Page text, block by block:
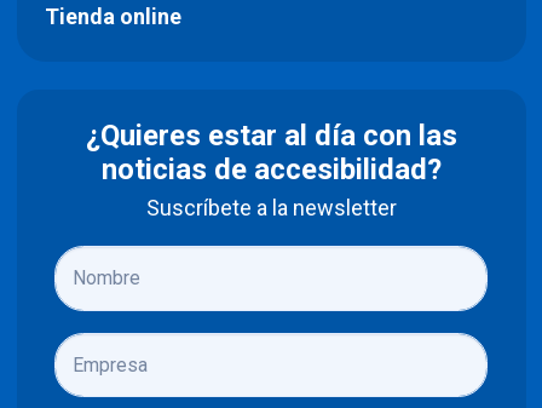
Tienda online
¿Quieres estar al día con las
noticias de accesibilidad?
Suscríbete a la newsletter